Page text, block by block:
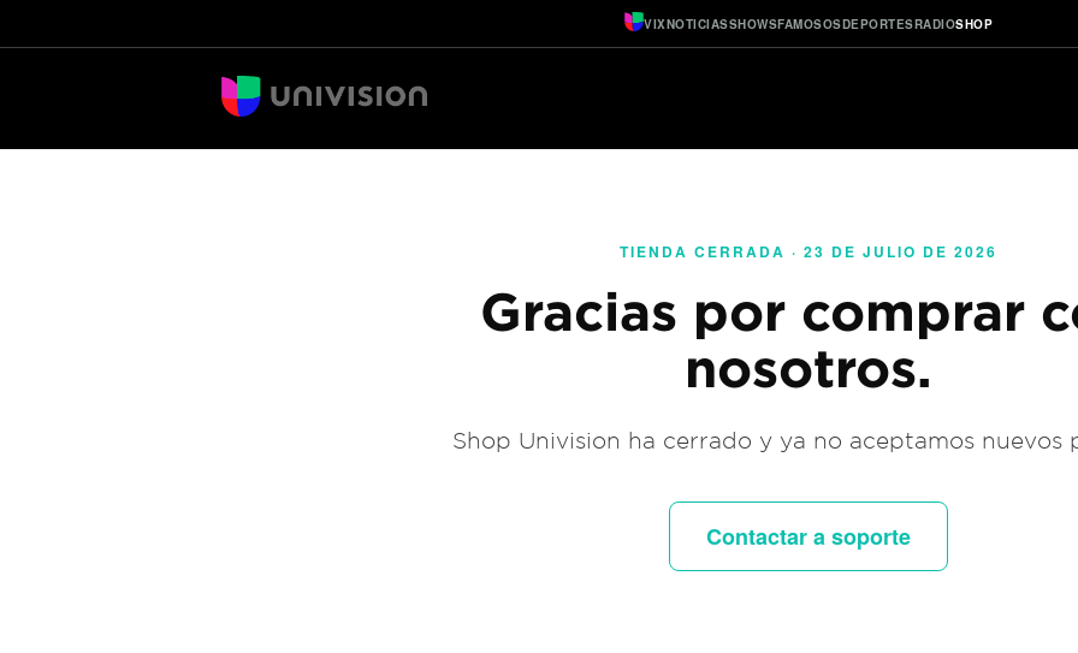
VIXNOTICIASSHOWSFAMOSOSDEPORTESRADIOSHOP
TIENDA CERRADA · 23 DE JULIO DE 2026
Gracias por comprar
nosotros.
Shop Univision ha cerrado y ya no aceptamos nuevos
Contactar a soporte